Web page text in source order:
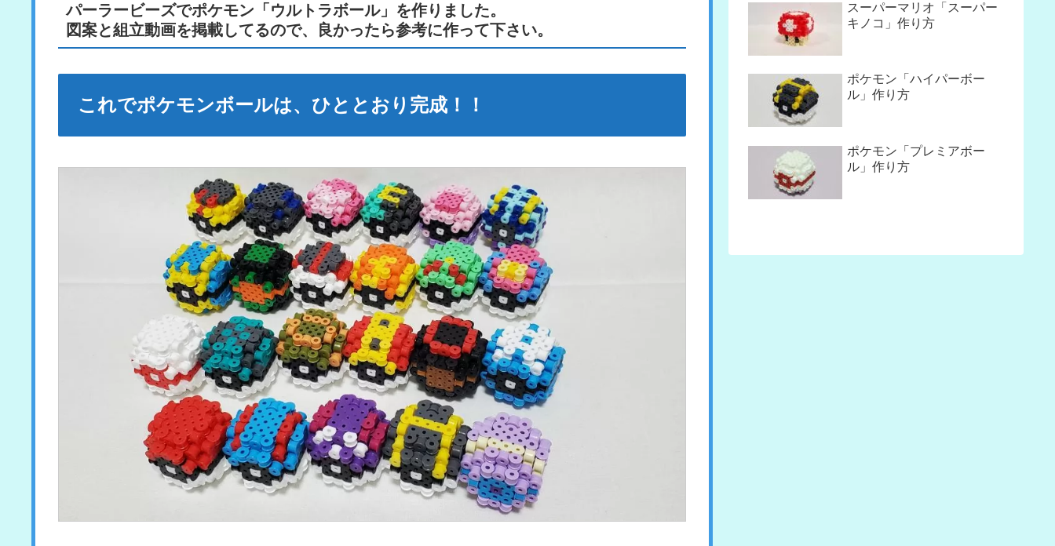
パーラービーズでポケモン「ウルトラボール」を作りました。
図案と組立動画を掲載してるので、良かったら参考に作って下さい。
これでポケモンボールは、ひととおり完成！！
スーパーマリオ「スーパー
キノコ」作り方
ポケモン「ハイパーボー
ル」作り方
ポケモン「プレミアボー
ル」作り方